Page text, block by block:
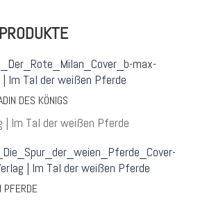
DES KÖNIGS
PFERDE